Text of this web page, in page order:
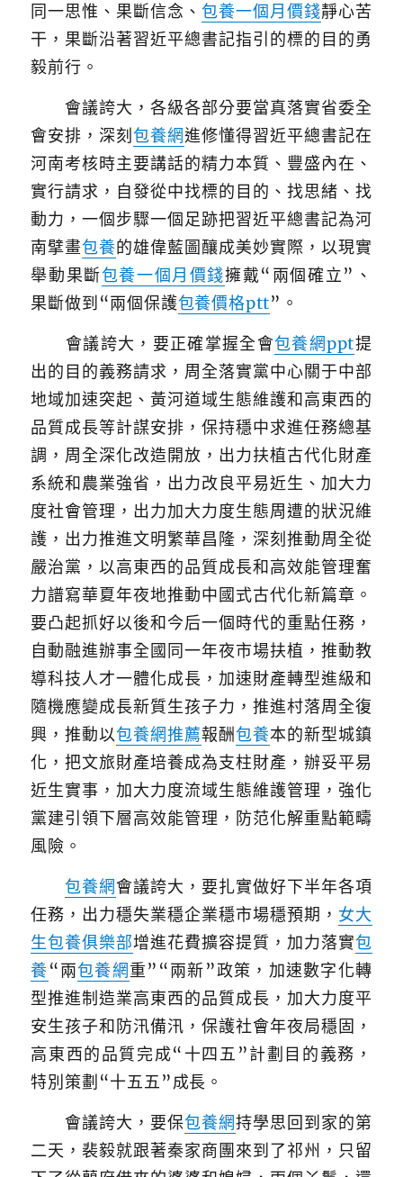
同一思惟、果斷信念、包養一個月價錢靜心苦
干，果斷沿著習近平總書記指引的標的目的勇
毅前行。
會議誇大，各級各部分要當真落實省委全
會安排，深刻包養網進修懂得習近平總書記在
河南考核時主要講話的精力本質、豐盛內在、
實行請求，自發從中找標的目的、找思緒、找
動力，一個步驟一個足跡把習近平總書記為河
南擘畫包養的雄偉藍圖釀成美妙實際，以現實
舉動果斷包養一個月價錢擁戴“兩個確立”、
果斷做到“兩個保護包養價格ptt”。
會議誇大，要正確掌握全會包養網ppt提
出的目的義務請求，周全落實黨中心關于中部
地域加速突起、黃河道域生態維護和高東西的
品質成長等計謀安排，保持穩中求進任務總基
調，周全深化改造開放，出力扶植古代化財產
系統和農業強省，出力改良平易近生、加大力
度社會管理，出力加大力度生態周遭的狀況維
護，出力推進文明繁華昌隆，深刻推動周全從
嚴治黨，以高東西的品質成長和高效能管理奮
力譜寫華夏年夜地推動中國式古代化新篇章。
要凸起抓好以後和今后一個時代的重點任務，
自動融進辦事全國同一年夜市場扶植，推動教
導科技人才一體化成長，加速財產轉型進級和
隨機應變成長新質生孩子力，推進村落周全復
興，推動以包養網推薦報酬包養本的新型城鎮
化，把文旅財產培養成為支柱財產，辦妥平易
近生實事，加大力度流域生態維護管理，強化
黨建引領下層高效能管理，防范化解重點範疇
風險。
包養網會議誇大，要扎實做好下半年各項
任務，出力穩失業穩企業穩市場穩預期， 女大
生包養俱樂部增進花費擴容提質，加力落實包
養“兩包養網重”“兩新”政策，加速數字化轉
型推進制造業高東西的品質成長，加大力度平
安生孩子和防汛備汛，保護社會年夜局穩固，
高東西的品質完成“十四五”計劃目的義務，
特別策劃“十五五”成長。
會議誇大，要保包養網持學思回到家的第
二天，裴毅就跟著秦家商團來到了祁州，只留